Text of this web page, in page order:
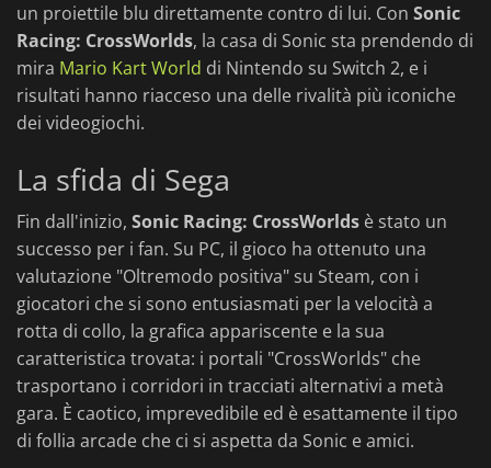
un proiettile blu direttamente contro di lui. Con Sonic
Racing: CrossWorlds, la casa di Sonic sta prendendo di
mira Mario Kart World di Nintendo su Switch 2, e i
risultati hanno riacceso una delle rivalità più iconiche
dei videogiochi.
La sfida di Sega
Fin dall'inizio, Sonic Racing: CrossWorlds è stato un
successo per i fan. Su PC, il gioco ha ottenuto una
valutazione "Oltremodo positiva" su Steam, con i
giocatori che si sono entusiasmati per la velocità a
rotta di collo, la grafica appariscente e la sua
caratteristica trovata: i portali "CrossWorlds" che
trasportano i corridori in tracciati alternativi a metà
gara. È caotico, imprevedibile ed è esattamente il tipo
di follia arcade che ci si aspetta da Sonic e amici.